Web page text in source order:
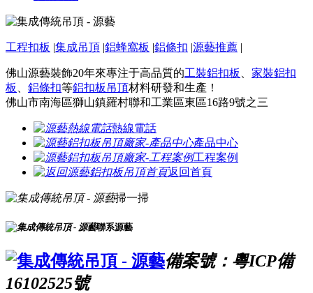
工程扣板 |集成吊頂 |鋁蜂窩板 |鋁條扣 |源藝推薦 |
佛山源藝裝飾20年來專注于高品質的工裝鋁扣板
家裝鋁扣
板
鋁條扣等鋁扣板吊頂材料研發和生產！
佛山市南海區獅山鎮羅村聯和工業區東區16路9號之三
熱線電話
產品中心
工程案例
返回首頁
掃一掃
聯系源藝
備案號：粵ICP備
16102525號